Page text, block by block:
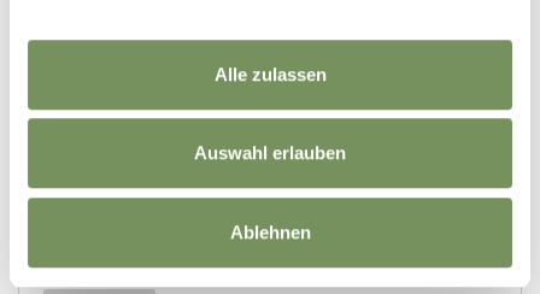
Alle zulassen
Auswahl erlauben
Ablehnen